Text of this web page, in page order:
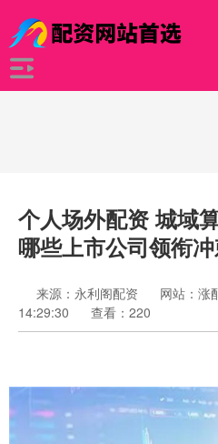
个人场外配资 城域
哪些上市公司领衔冲
来源：永利阁配资 网站：涨
14:29:30
查看：220